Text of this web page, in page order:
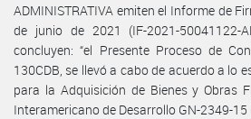
ADMINISTRATIVA emiten el Informe de
de junio de 2021 (IF-2021-50041122-
concluyen: “el Presente Proceso de
130CDB, se llevó a cabo de acuerdo a lo
para la Adquisición de Bienes y Obras
Interamericano de Desarrollo GN-2349-15